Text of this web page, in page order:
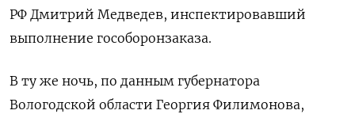
РФ Дмитрий Медведев, инспектировавший
выполнение гособоронзаказа.
В ту же ночь, по данным губернатора
Вологодской области Георгия Филимонова,